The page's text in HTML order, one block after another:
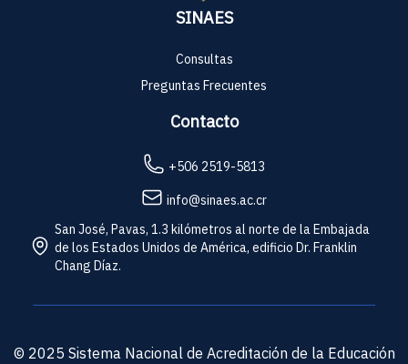
SINAES
Consultas
Preguntas Frecuentes
Contacto
+506 2519-5813
info@sinaes.ac.cr
San José, Pavas, 1.3 kilómetros al norte de la Embajada
de los Estados Unidos de América, edificio Dr. Franklin
Chang Díaz.
© 2025 Sistema Nacional de Acreditación de la Educación